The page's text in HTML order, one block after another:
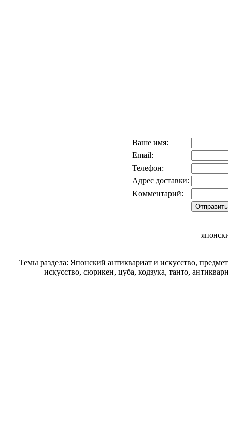
Ваше имя:
Email:
Телефон:
Адрес доставки:
Kомментарий:
Темы раздела: Японский антиквариат и искусство,
искусство, сюрикен, цуба, кодзука, танто,